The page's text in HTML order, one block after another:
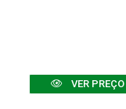
VER PREÇO